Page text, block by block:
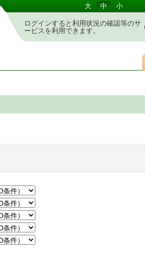
大 中 小
ログインすると利用状況の確認等のサ
ービスを利用できます。